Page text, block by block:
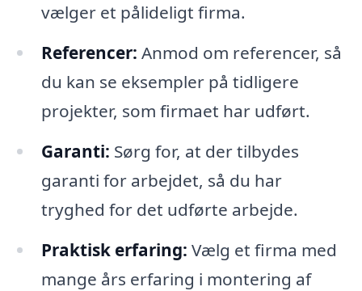
vælger et pålideligt firma.
Referencer: Anmod om referencer, så
du kan se eksempler på tidligere
projekter, som firmaet har udført.
Garanti: Sørg for, at der tilbydes
garanti for arbejdet, så du har
tryghed for det udførte arbejde.
Praktisk erfaring: Vælg et firma med
mange års erfaring i montering af